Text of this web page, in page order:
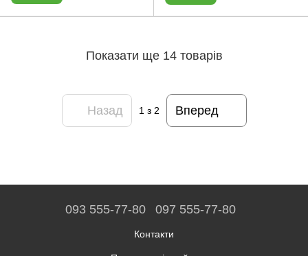
Показати ще 14 товарів
Назад 1 з 2 Вперед
093 555-77-80 097 555-77-80
Контакти